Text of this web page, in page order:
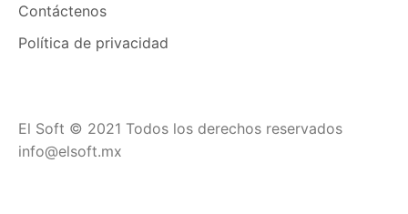
Contáctenos
Política de privacidad
El Soft © 2021 Todos los derechos reservados
info@elsoft.mx